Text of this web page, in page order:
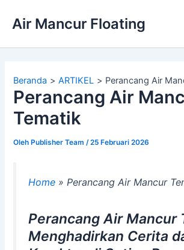
Air Mancur Floating
Beranda ARTIKEL Perancang Air
Perancang Air
Tematik
OlehPublisher Team /25 Februari 2026
Home » Perancang Air Mancur
Perancang Air Mancur
Menghadirkan Cerita